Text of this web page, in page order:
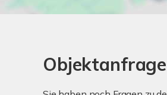
Objektanfrage